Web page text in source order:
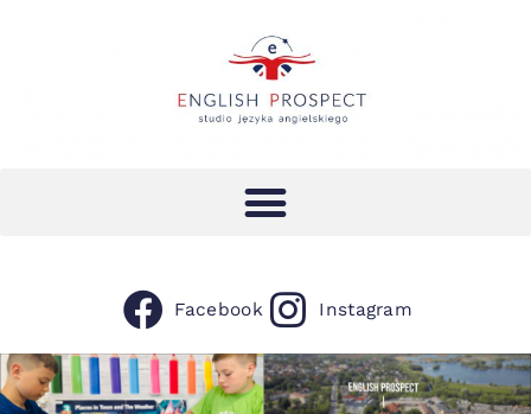
Facebook Instagram